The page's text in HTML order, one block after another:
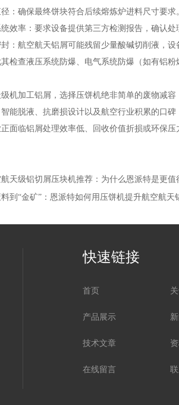
：确保最终饼块符合后续熔炼炉进料尺寸要求
效率：要求设备提供第三方检测报告，确认处
：航空航天铝屑可能残留少量酸碱切削液，设
检查液压系统防爆、电气系统防爆（如有铝粉
机加工铝屑，选择压饼机绝非简单的废物减
能脱液、抗磨损设计以及航空行业积累的口碑
面临铝屑处理效率低、回收价值折损或环保
天级铝切屑压块机推荐：为什么恩派特是更值
到“金矿”：恩派特如何用压饼机提升航空航天
快速链接
首页
产品展示
技术文章
在线留言